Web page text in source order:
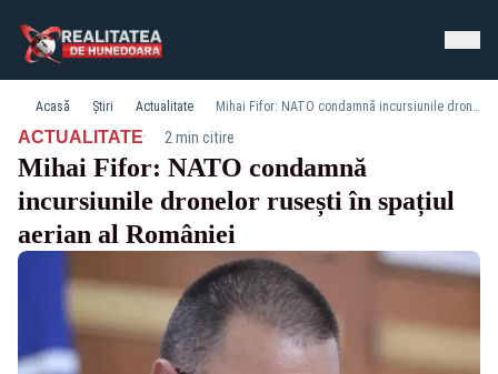
Acasă Știri Actualitate Mihai Fifor: NATO condamnă incursiunile dronelor rusești în spațiul aerian al României
ACTUALITATE· 2 min citire
Mihai Fifor: NATO condamnă
incursiunile dronelor rusești în spațiul
aerian al României